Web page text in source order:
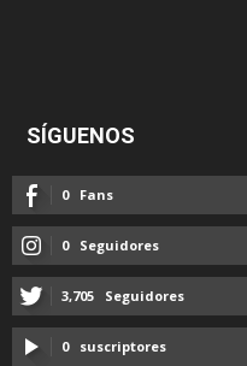
SÍGUENOS
0 Fans
0 Seguidores
3,705 Seguidores
0 suscriptores